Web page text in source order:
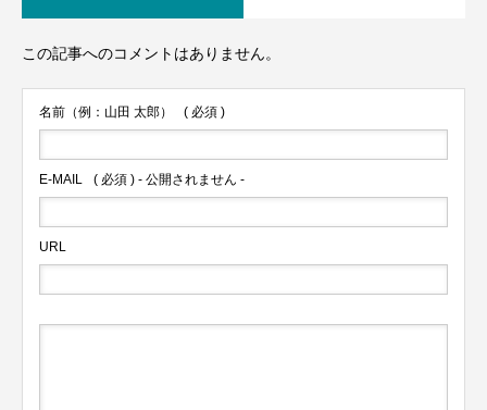
この記事へのコメントはありません。
名前（例：山田 太郎） ( 必須 )
E-MAIL ( 必須 ) - 公開されません -
URL